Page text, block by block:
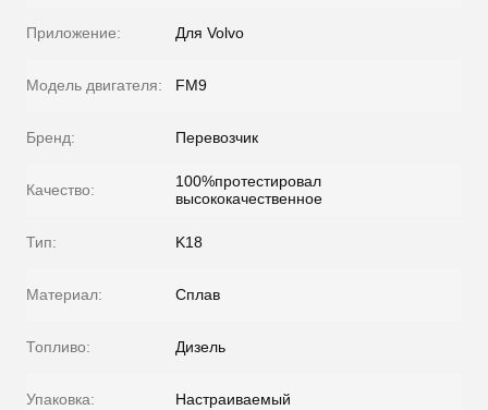
Приложение: Для Volvo
Модель двигателя: FM9
Бренд: Перевозчик
Качество:
100%протестировал
высококачественное
Тип: K18
Материал: Сплав
Топливо: Дизель
Упаковка: Настраиваемый